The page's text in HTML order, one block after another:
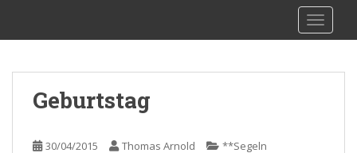
i
Geburtstag
30/04/2015 Thomas Arnold **Segeln